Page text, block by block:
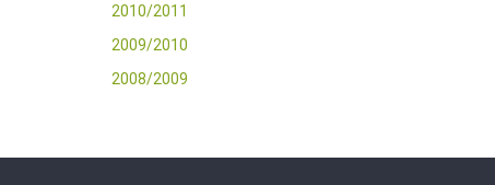
2010/2011
2009/2010
2008/2009